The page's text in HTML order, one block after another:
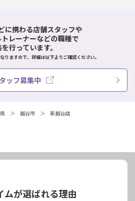
に携わる店舗スタッフや
レーナーなどの職種で
行っています。
りますので、詳細は以下よりご確認ください。
ッフ募集中
越谷市 新越谷店
ムが選ばれる理由